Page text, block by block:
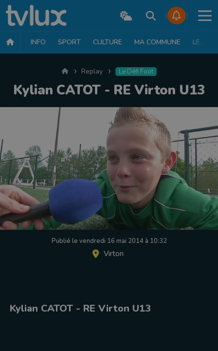
INFO SPORT CULTURE MA COMMUNE LE JT
AccueilReplay Le Défi Foot
Kylian CATOT - RE Virton U13
Publié le vendredi 16 mai 2014 à 10:32
Virton
Kylian CATOT - RE Virton U13